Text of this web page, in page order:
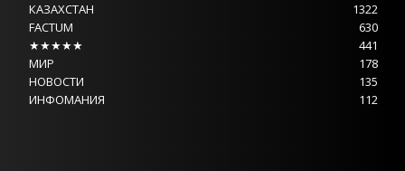
КАЗАХСТАН
1322
FACTUM
630
★★★★★
441
МИР
178
НОВОСТИ
135
ИНФОМАНИЯ
112